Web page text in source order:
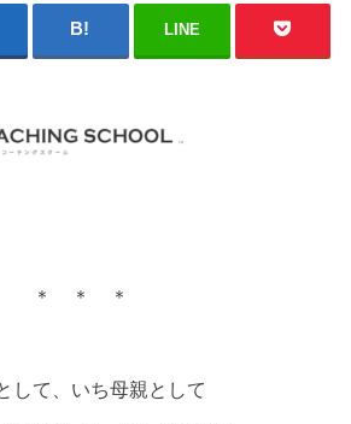
LINE
＊ ＊ ＊
して、いち母親として